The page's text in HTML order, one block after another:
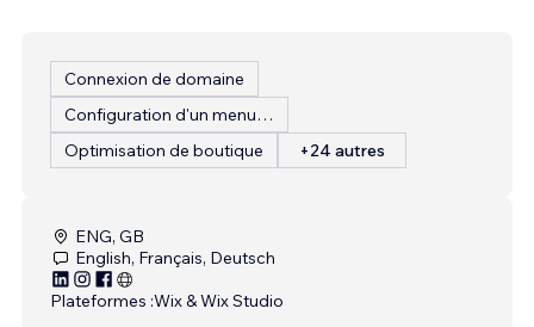
Connexion de domaine
Configuration d'un menu de restaurant
Optimisation de boutique
+24 autres
ENG, GB
English, Français, Deutsch
Plateformes :Wix & Wix Studio